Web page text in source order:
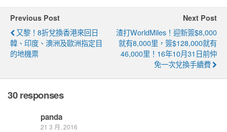
Previous Post
又黎！8折兌換香港來回日
韓、印度、澳洲及歐洲指定目
的地機票
Next Post
渣打WorldMiles！迎新簽$8,000
就有8,000里，簽$128,000就有
46,000里！16年10月31日前仲
免一次兌換手續費
30 responses
panda
21 3 月, 2016